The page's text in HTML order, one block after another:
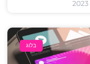
בלוג